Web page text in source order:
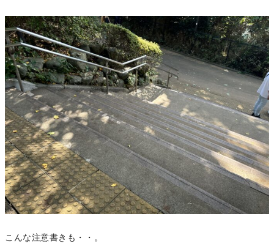
こんな注意書きも・・。